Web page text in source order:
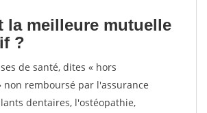
la meilleure mutuelle
?
de santé, dites « hors
non remboursé par l'assurance
dentaires, l'ostéopathie,